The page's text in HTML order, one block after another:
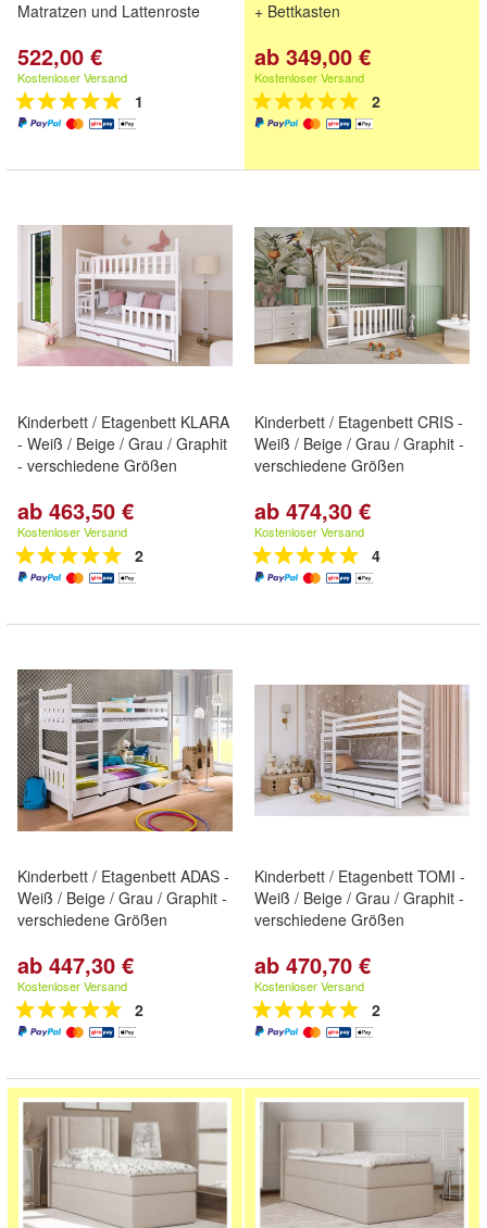
Matratzen und Lattenroste
522,00 €
Kostenloser Versand
1
+ Bettkasten
ab 349,00 €
Kostenloser Versand
2
Kinderbett / Etagenbett KLARA
- Weiß / Beige / Grau / Graphit
- verschiedene Größen
ab 463,50 €
Kostenloser Versand
2
Kinderbett / Etagenbett CRIS -
Weiß / Beige / Grau / Graphit -
verschiedene Größen
ab 474,30 €
Kostenloser Versand
4
Kinderbett / Etagenbett ADAS -
Weiß / Beige / Grau / Graphit -
verschiedene Größen
ab 447,30 €
Kostenloser Versand
2
Kinderbett / Etagenbett TOMI -
Weiß / Beige / Grau / Graphit -
verschiedene Größen
ab 470,70 €
Kostenloser Versand
2